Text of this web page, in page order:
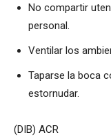
No compartir
personal.
Ventilar los
Taparse la boca
estornudar.
(DIB) ACR